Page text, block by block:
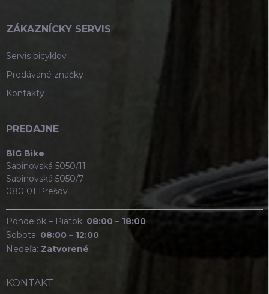
ZÁKAZNÍCKY SERVIS
Servis bicyklov
Predávané značky
Kontakty
PREDAJNE
BIG Bike
Sabinovská 5050/11
Sabinovská 5050/7
080 01 Prešov
Pondelok – Piatok: 08:00 – 18:00
Sobota: 08:00 – 12:00
Nedeľa: Zatvorené
KONTAKT